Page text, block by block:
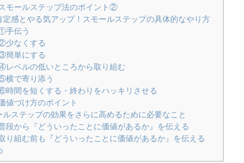
モールステップ法のポイント②
定感とやる気アップ！スモールステップの具体的なやり方
手伝う
少なくする
簡単にする
ベルの低いところから取り組む
で寄り添う
時間を短くする・終わりをハッキリさせる
値づけ方のポイント
ルステップの効果をさらに高めるために必要なこと
段から『どういったことに価値があるか』を伝える
り組む前も『どういったことに価値があるか』を伝える